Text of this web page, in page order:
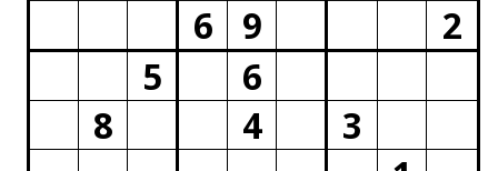
6
9
2
5
6
8
4
3